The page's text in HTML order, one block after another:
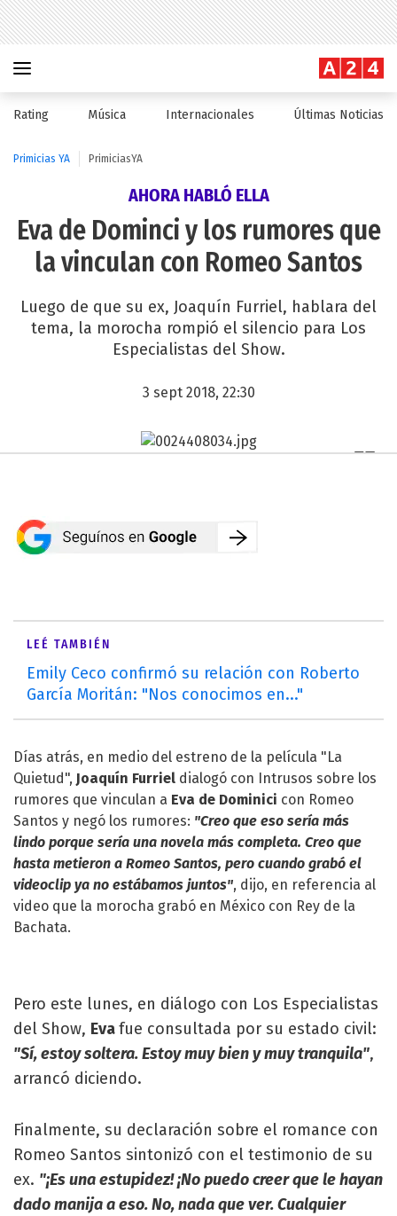
Rating Música Internacionales Últimas Noticias
Primicias YA PrimiciasYA
AHORA HABLÓ ELLA
Eva de Dominci y los rumores que
la vinculan con Romeo Santos
Luego de que su ex, Joaquín Furriel, hablara del
tema, la morocha rompió el silencio para Los
Especialistas del Show.
3 sept 2018, 22:30
LEÉ TAMBIÉN
Emily Ceco confirmó su relación con Roberto
García Moritán: "Nos conocimos en..."
Días atrás, en medio del estreno de la película "La
Quietud", Joaquín Furriel dialogó con Intrusos sobre los
rumores que vinculan a Eva de Dominici con Romeo
Santos y negó los rumores: "Creo que eso sería más
lindo porque sería una novela más completa. Creo que
hasta metieron a Romeo Santos, pero cuando grabó el
videoclip ya no estábamos juntos", dijo, en referencia al
video que la morocha grabó en México con Rey de la
Bachata.
Pero este lunes, en diálogo con Los Especialistas
del Show, Evafue consultada por su estado civil:
"Sí, estoy soltera. Estoy muy bien y muy tranquila",
arrancó diciendo.
Finalmente, su declaración sobre el romance con
Romeo Santos sintonizó con el testimonio de su
ex. "¡Es una estupidez! ¡No puedo creer que le hayan
dado manija a eso. No, nada que ver. Cualquier